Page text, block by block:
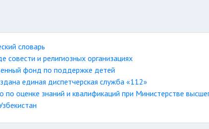
словарь
совести и религиозных организациях
фонд по поддержке детей
единая диспетчерская служба «112»
по оценке знаний и квалификаций при Министерстве